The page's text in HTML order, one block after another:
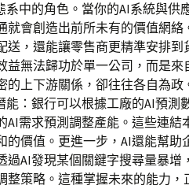
中的角色。當你的AI系統與供
會創造出前所未有的價值網絡
送，還能讓零售商更精準安排到
益無法歸功於單一公司，而是來
上下游關係，卻往往各自為政
：銀行可以根據工廠的AI預測
AI需求預測調整產能。這些連結
的價值。更進一步，AI還能幫助
AI發現某個關鍵字搜尋量暴增，
整策略。這種掌握未來的能力，